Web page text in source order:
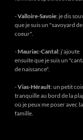
-Valloire-Savoie: je dis
que je suis un "savoyard de
coeur".
- Mauriac-Cantal: j'ajoute
ensuite que je suis un
de naissance".
-Vias-Hérault: un petit
tranquille au bord de la
où je peux me poser avec la
famille.